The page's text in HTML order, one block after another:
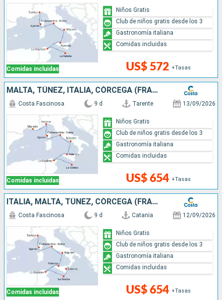
Comidas incluidas US$ 572 +Tasas
Niños Gratis
Club de niños gratis desde los 3
Gastronomía italiana
Comidas incluidas
MALTA, TÚNEZ, ITALIA, CÓRCEGA (FRANCIA), FRANCIA
Comidas incluidas
Costa Fascinosa 9 d Tarente 13/09/2026
US$ 654 +Tasas
Niños Gratis
Club de niños gratis desde los 3
Gastronomía italiana
Comidas incluidas
ITALIA, MALTA, TÚNEZ, CÓRCEGA (FRANCIA)
Comidas incluidas
Costa Fascinosa 9 d Catania 12/09/2026
US$ 654 +Tasas
Niños Gratis
Club de niños gratis desde los 3
Gastronomía italiana
Comidas incluidas